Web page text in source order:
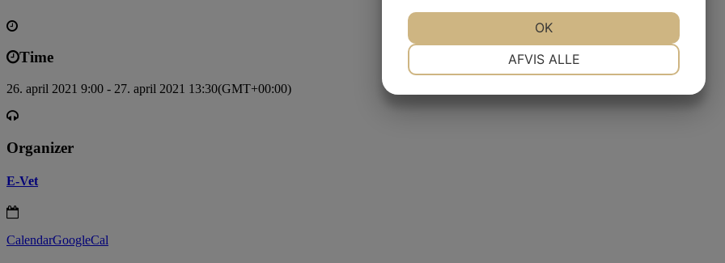
Time
26. april 2021 9:00 - 27. april 2021 13:30(GMT+00:00)
Organizer
E-Vet
CalendarGoogleCal
AFVIS ALLE
OK